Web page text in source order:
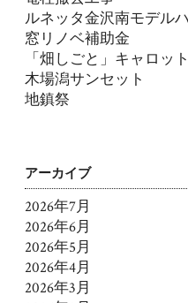
ルネッタ金沢南モデル
窓リノベ補助金
「畑しごと」キャロッ
木場潟サンセット
地鎮祭
アーカイブ
2026年7月
2026年6月
2026年5月
2026年4月
2026年3月